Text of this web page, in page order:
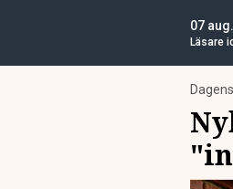
07
Läsare